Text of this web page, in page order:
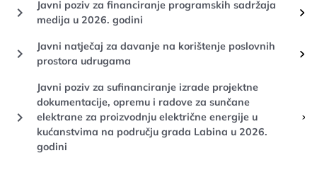
keyboard_arrow_right
Javni poziv za financiranje programskih sadržaja
medija u 2026. godini
keyboard_arrow_right
Javni natječaj za davanje na korištenje poslovnih
prostora udrugama
keyboard_arrow_right
Javni poziv za sufinanciranje izrade projektne
dokumentacije, opremu i radove za sunčane
elektrane za proizvodnju električne energije u
kućanstvima na području grada Labina u 2026.
godini